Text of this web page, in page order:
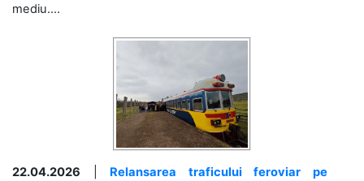
mediu....
22.04.2026
Relansarea traficului feroviar pe